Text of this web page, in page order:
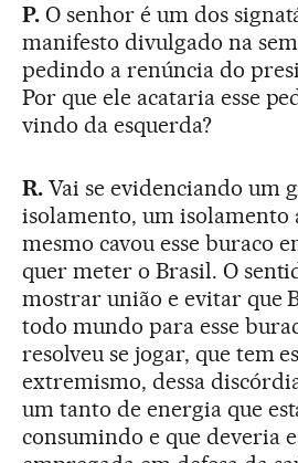
P. O senhor é um dos
manifesto divulgado na
pedindo a renúncia do
Por que ele acataria esse
vindo da esquerda?
R. Vai se evidenciando um
isolamento, um isolamento
mesmo cavou esse buraco
quer meter o Brasil. O
mostrar união e evitar que
todo mundo para esse
resolveu se jogar, que tem
extremismo, dessa
um tanto de energia que
consumindo e que deveria